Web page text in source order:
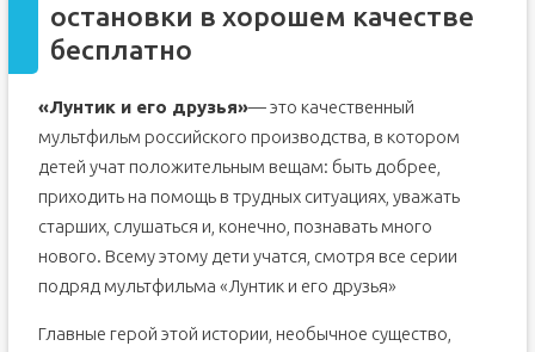
остановки в хорошем качестве
бесплатно
«Лунтик и его друзья»— это качественный
мультфильм российского производства, в котором
детей учат положительным вещам: быть добрее,
приходить на помощь в трудных ситуациях, уважать
старших, слушаться и, конечно, познавать много
нового. Всему этому дети учатся, смотря все серии
подряд мультфильма «Лунтик и его друзья»
Главные герой этой истории, необычное существо,